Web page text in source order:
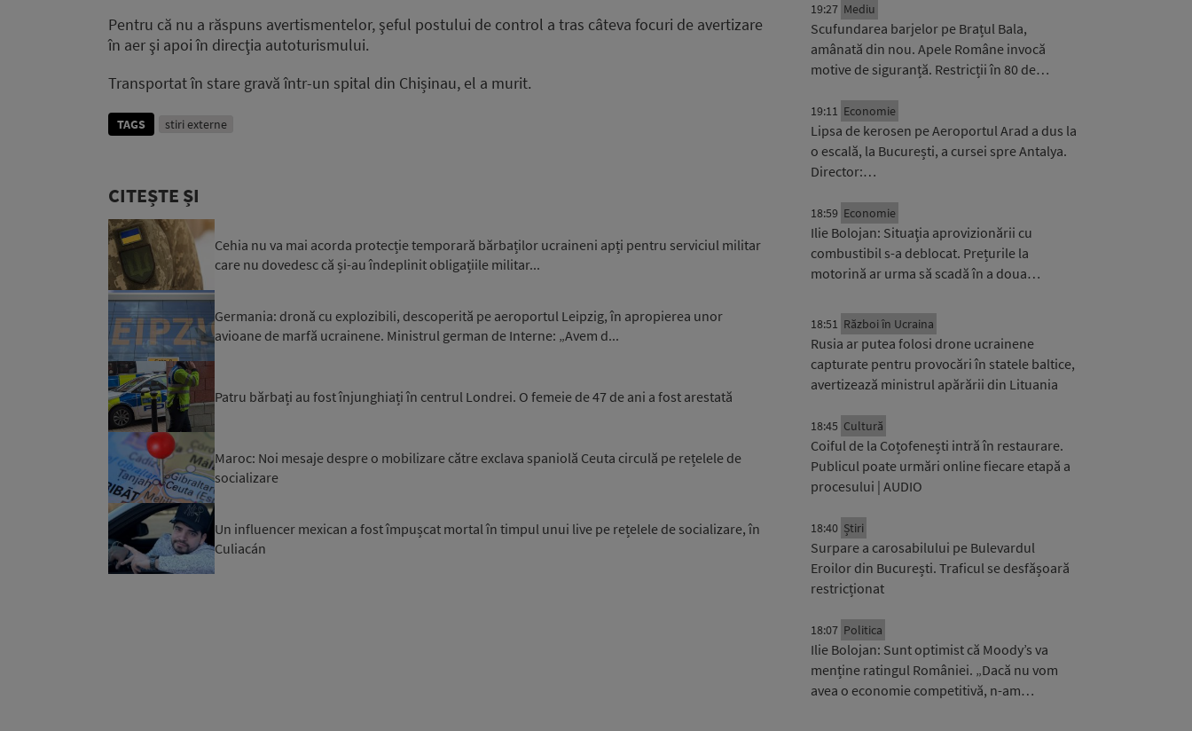
Pentru că nu a răspuns avertismentelor, şeful postului de control a tras câteva focuri de avertizare
în aer şi apoi în direcţia autoturismului.
Transportat în stare gravă într-un spital din Chișinau, el a murit.
TAGS stiri externe
CITEȘTE ȘI
Cehia nu va mai acorda protecție temporară bărbaților ucraineni apți pentru serviciul militar
care nu dovedesc că și-au îndeplinit obligațiile militar...
Germania: dronă cu explozibili, descoperită pe aeroportul Leipzig, în apropierea unor
avioane de marfă ucrainene. Ministrul german de Interne: „Avem d...
Patru bărbați au fost înjunghiați în centrul Londrei. O femeie de 47 de ani a fost arestată
Maroc: Noi mesaje despre o mobilizare către exclava spaniolă Ceuta circulă pe rețelele de
socializare
Un influencer mexican a fost împușcat mortal în timpul unui live pe rețelele de socializare, în
Culiacán
19:27 Mediu
Scufundarea barjelor pe Brațul Bala,
amânată din nou. Apele Române invocă
motive de siguranță. Restricții în 80 de…
19:11 Economie
Lipsa de kerosen pe Aeroportul Arad a dus la
o escală, la București, a cursei spre Antalya.
Director:…
18:59 Economie
Ilie Bolojan: Situaţia aprovizionării cu
combustibil s-a deblocat. Prețurile la
motorină ar urma să scadă în a doua…
18:51 Război în Ucraina
Rusia ar putea folosi drone ucrainene
capturate pentru provocări în statele baltice,
avertizează ministrul apărării din Lituania
18:45 Cultură
Coiful de la Coțofenești intră în restaurare.
Publicul poate urmări online fiecare etapă a
procesului | AUDIO
18:40 Știri
Surpare a carosabilului pe Bulevardul
Eroilor din București. Traficul se desfășoară
restricționat
18:07 Politica
Ilie Bolojan: Sunt optimist că Moody’s va
menține ratingul României. „Dacă nu vom
avea o economie competitivă, n-am…